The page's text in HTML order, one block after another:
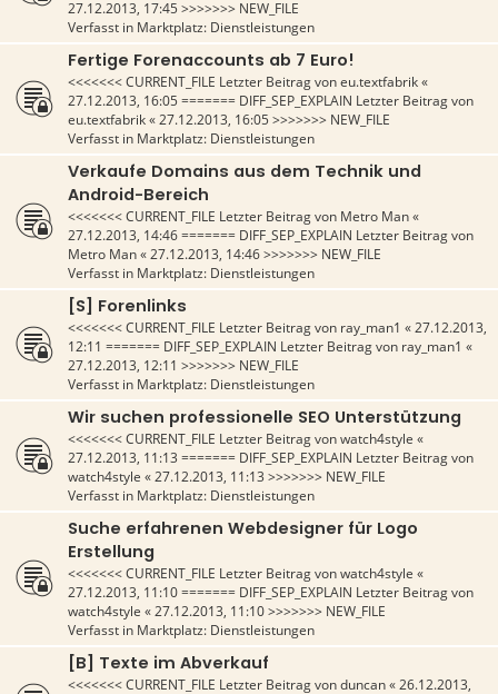
27.12.2013, 17:45>>>>>>> NEW_FILE
Verfasst in Marktplatz: Dienstleistungen
Fertige Forenaccounts ab 7 Euro!
<<<<<<< CURRENT_FILE Letzter Beitrag voneu.textfabrik«
27.12.2013, 16:05======= DIFF_SEP_EXPLAIN Letzter Beitrag von
eu.textfabrik«27.12.2013, 16:05>>>>>>> NEW_FILE
Verfasst in Marktplatz: Dienstleistungen
Verkaufe Domains aus dem Technik und
Android-Bereich
<<<<<<< CURRENT_FILE Letzter Beitrag von Metro Man«
27.12.2013, 14:46======= DIFF_SEP_EXPLAIN Letzter Beitrag von
Metro Man«27.12.2013, 14:46>>>>>>> NEW_FILE
Verfasst in Marktplatz: Dienstleistungen
[S] Forenlinks
<<<<<<< CURRENT_FILE Letzter Beitrag von ray_man1 «27.12.2013,
12:11 ======= DIFF_SEP_EXPLAIN Letzter Beitrag von ray_man1 «
27.12.2013, 12:11 >>>>>>> NEW_FILE
Verfasst in Marktplatz: Dienstleistungen
Wir suchen professionelle SEO Unterstützung
<<<<<<< CURRENT_FILE Letzter Beitrag vonwatch4style «
27.12.2013, 11:13 ======= DIFF_SEP_EXPLAIN Letzter Beitrag von
watch4style «27.12.2013, 11:13 >>>>>>> NEW_FILE
Verfasst in Marktplatz: Dienstleistungen
Suche erfahrenen Webdesigner für Logo
Erstellung
<<<<<<< CURRENT_FILE Letzter Beitrag vonwatch4style «
27.12.2013, 11:10======= DIFF_SEP_EXPLAIN Letzter Beitrag von
watch4style «27.12.2013, 11:10>>>>>>> NEW_FILE
Verfasst in Marktplatz: Dienstleistungen
[B] Texte im Abverkauf
<<<<<<< CURRENT_FILE Letzter Beitrag vonduncan«26.12.2013,